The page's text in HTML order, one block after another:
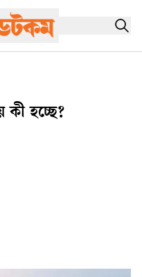
কী হচ্ছে?